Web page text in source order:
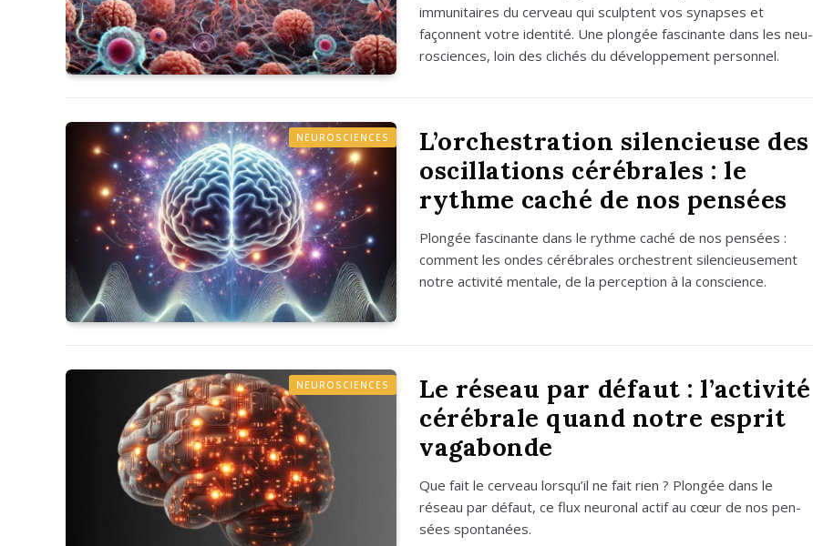
immu­ni­taires du cer­veau qui sculptent vos synapses et
façonnent votre iden­ti­té. Une plon­gée fas­ci­nante dans les neu­
ros­ciences, loin des cli­chés du déve­lop­pe­ment per­son­nel.
NEUROSCIENCES
L’orchestration silencieuse des
oscillations cérébrales : le
rythme caché de nos pensées
Plon­gée fas­ci­nante dans le rythme caché de nos pen­sées :
com­ment les ondes céré­brales orchestrent silen­cieu­se­ment
notre acti­vi­té men­tale, de la per­cep­tion à la conscience.
NEUROSCIENCES
Le réseau par défaut : l’activité
cérébrale quand notre esprit
vagabonde
Que fait le cer­veau lorsqu’il ne fait rien ? Plon­gée dans le
réseau par défaut, ce flux neu­ro­nal actif au cœur de nos pen­
sées spon­ta­nées.